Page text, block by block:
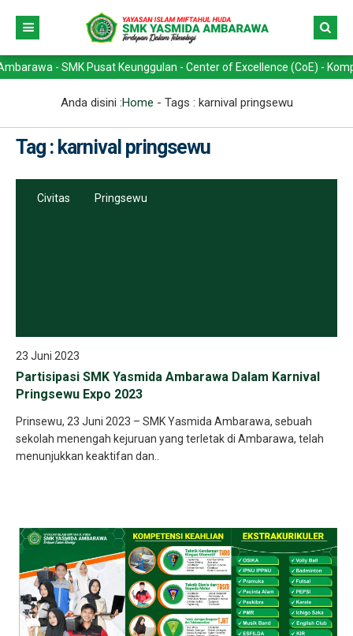
- SMK Pusat Keunggulan - Center of Excellence (CoE) -
Anda disini :Home - Tags : karnival pringsewu
Tag : karnival pringsewu
Civitas Pringsewu
23 Juni 2023
Partisipasi SMK Yasmida Ambarawa Dalam Karnival
Pringsewu Expo 2023
Prinsewu, 23 Juni 2023 – SMK Yasmida Ambarawa, sebuah
sekolah menengah kejuruan yang terletak di Ambarawa, telah
menunjukkan keaktifan dan..